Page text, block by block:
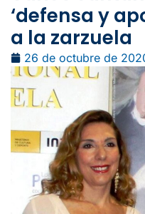
‘defensa y
a la zarzuela
26 de octubre de